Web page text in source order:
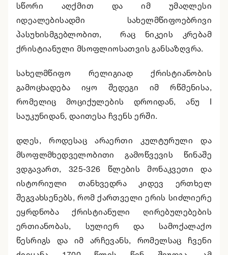
სწორი აღქმით და იმ უმაღლესი
იდეალებისადმი სახელმწიფოებრივი
პასუხისმგებლობით, რაც ნიკეის კრებამ
ქრისტიანული მსოფლიოსათვის განსაზღვრა.
სახელმწიფო რელიგიად ქრისტიანობის
გამოცხადება იყო შედეგი იმ რწმენისა,
რომელიც მოციქულების დროიდან, ანუ I
საუკუნიდან, დაითესა ჩვენს ერში.
დღეს, როდესაც არაერთი კულტურული და
მსოფლმხედველობითი გამოწვევის წინაშე
ვდგავართ, 325-326 წლების მონაკვეთი და
ისტორიული თანხვედრა კიდევ ერთხელ
შეგვახსენებს, რომ ქართველი ერის სიძლიერე
ეყრდნობა ქრისტიანული ღირებულებების
ერთიანობას, სულიერ და სამოქალაქო
წესრიგს და იმ არჩევანს, რომელსაც ჩვენი